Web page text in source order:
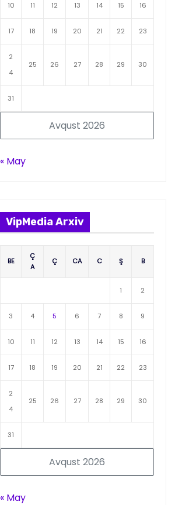
Avqust 2026
10 11 12 13 14 15 16
17 18 19 20 21 22 23
2
4
25 26 27 28 29 30
31
« May
VipMedia Arxiv
Avqust 2026
BE
Ç
A
Ç CA C Ş B
1 2
3 4 5 6 7 8 9
10 11 12 13 14 15 16
17 18 19 20 21 22 23
2
4
25 26 27 28 29 30
31
« May